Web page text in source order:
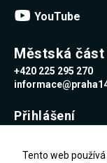
YouTube
Městská část
+420 225 295 270
Přihlášení
Tento web